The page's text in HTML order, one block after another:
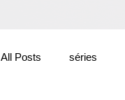
All Posts séries